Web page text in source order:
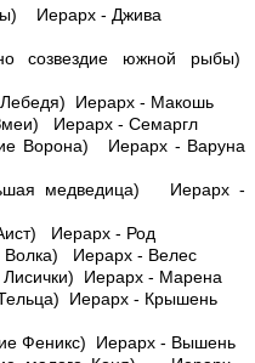
Иерарх - Джива
созвездие южной рыбы)
Лебедя) Иерарх - Макошь
Иерарх - Семаргл
Ворона) Иерарх - Варуна
медведица) Иерарх -
Иерарх - Род
Волка) Иерарх - Велес
Иерарх - Марена
Иерарх - Крышень
Феникс) Иерарх - Вышень